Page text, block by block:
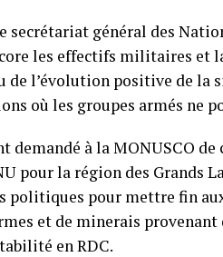
secrétariat général des
les effectifs militaires et
de l’évolution positive de la
où les groupes armés ne
demandé à la MONUSCO de
pour la région des Grands
politiques pour mettre fin
et de minerais
en RDC.